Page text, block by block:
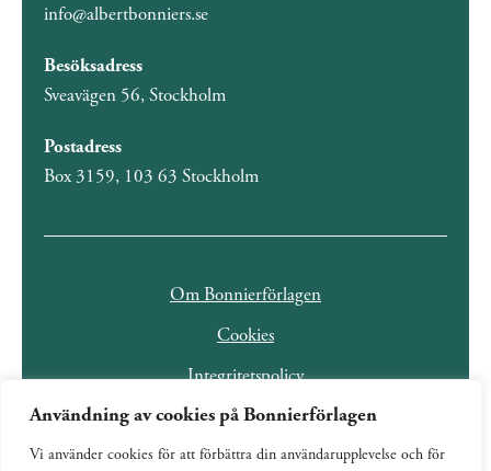
Användning av cookies på Bonnierförlagen
Vi använder cookies för att förbättra din användarupplevelse och för
info@albertbonniers.se
Besöksadress
Sveavägen 56, Stockholm
Postadress
Box 3159, 103 63 Stockholm
Om Bonnierförlagen
Cookies
Integritetspolicy